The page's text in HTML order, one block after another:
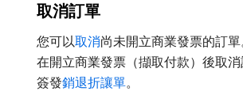
取消訂單
您可以取消尚未開立商業發票的訂
在開立商業發票（擷取付款）後取
簽發銷退折讓單。